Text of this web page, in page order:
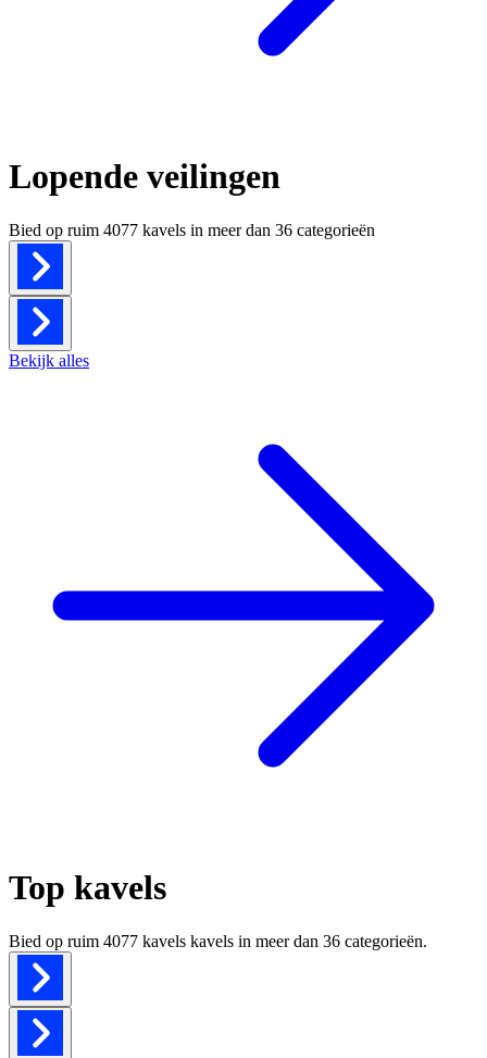
Lopende veilingen
Bied op ruim 4077 kavels in meer dan 36 categorieën
Bekijk alles
Top kavels
Bied op ruim 4077 kavels kavels in meer dan 36 categorieën.